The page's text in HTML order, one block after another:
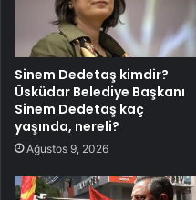
Sinem Dedetaş kimdir?
Üsküdar Belediye Başkanı
Sinem Dedetaş kaç
yaşında, nereli?
Ağustos 9, 2026